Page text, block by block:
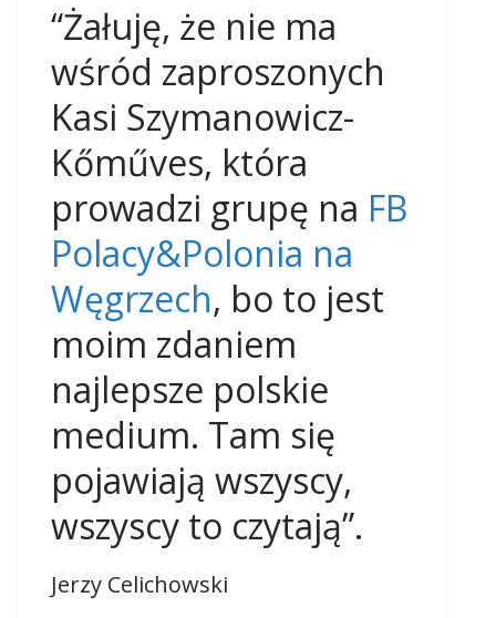
“Żałuję, że nie ma
wśród zaproszonych
Kasi Szymanowicz-
Kőműves, która
prowadzi grupę na FB
Polacy&Polonia na
Węgrzech, bo to jest
moim zdaniem
najlepsze polskie
medium. Tam się
pojawiają wszyscy,
wszyscy to czytają”.
Jerzy Celichowski